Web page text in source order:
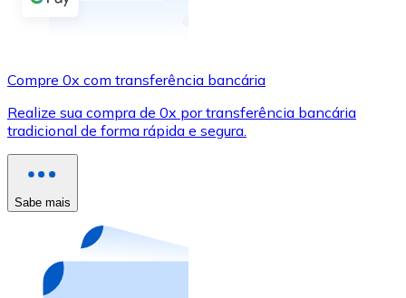
Comprar com transferência bancária
Cartão de crédito / débito
Comprar com cartão
Loja - Cartões-presente
Compre cartões-presente das suas marcas favoritas
Compre 0x com transferência bancária
Realize sua compra de 0x por transferência bancária
tradicional de forma rápida e segura.
Sabe mais